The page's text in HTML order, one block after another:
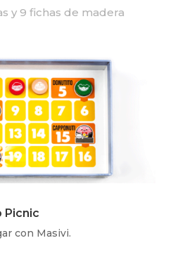
y 9 fichas de madera
Picnic
con Masivi.